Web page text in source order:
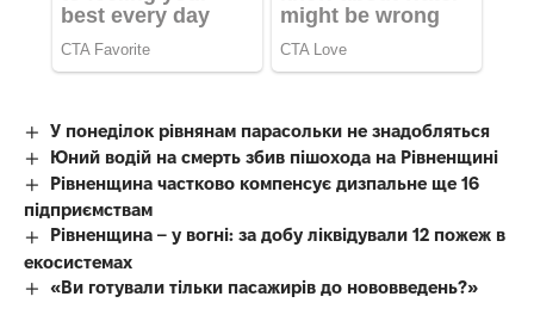
У понеділок рівнянам парасольки не знадобляться
Юний водій на смерть збив пішохода на Рівненщині
Рівненщина частково компенсує дизпальне ще 16
підприємствам
Рівненщина – у вогні: за добу ліквідували 12 пожеж в
екосистемах
«Ви готували тільки пасажирів до нововведень?»